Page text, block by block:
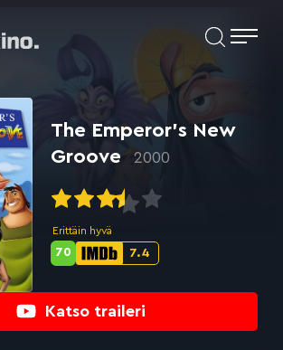
Katso traileri
The Emperor’s New
Groove
2000
Erittäin hyvä
IMDb-
7.4
Metascore-
70